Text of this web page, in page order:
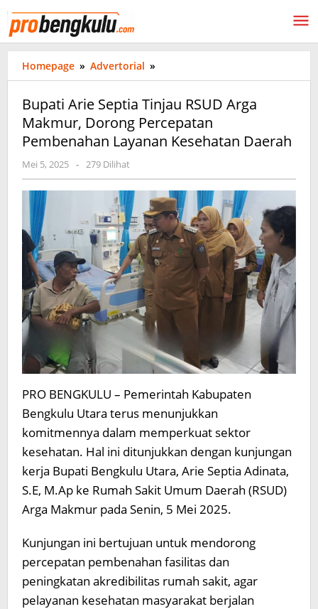
ke
konten
Homepage » Advertorial »
Arie
Septia
Tinjau
RSUD
Arga
Percepatan
Pembenahan
Layanan
Kesehatan
Daerah
Bupati Arie Septia Tinjau RSUD Arga
Makmur, Dorong Percepatan
Pembenahan Layanan Kesehatan Daerah
Mei 5, 2025 oleh
probengkulu01
- 279 Dilihat
PRO BENGKULU – Pemerintah Kabupaten
Bengkulu Utara terus menunjukkan
komitmennya dalam memperkuat sektor
kesehatan. Hal ini ditunjukkan dengan kunjungan
kerja Bupati Bengkulu Utara, Arie Septia Adinata,
S.E, M.Ap ke Rumah Sakit Umum Daerah (RSUD)
Arga Makmur pada Senin, 5 Mei 2025.
Kunjungan ini bertujuan untuk mendorong
percepatan pembenahan fasilitas dan
peningkatan akredibilitas rumah sakit, agar
pelayanan kesehatan masyarakat berjalan